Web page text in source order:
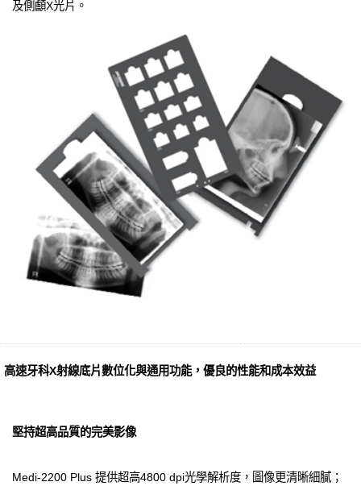
及側顱X光片。
高速牙科X射線底片數位化與通用功能，優良的性能和成本效益
堅持超高品質的完美影像
Medi-2200 Plus 提供超高4800 dpi光學解析度，圖像更清晰細膩；